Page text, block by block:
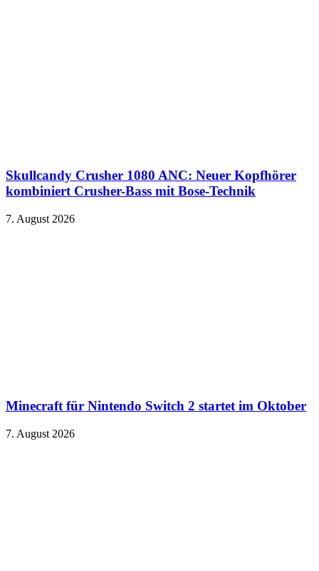
Skullcandy Crusher 1080 ANC: Neuer Kopfhörer
kombiniert Crusher-Bass mit Bose-Technik
7. August 2026
Minecraft für Nintendo Switch 2 startet im Oktober
7. August 2026